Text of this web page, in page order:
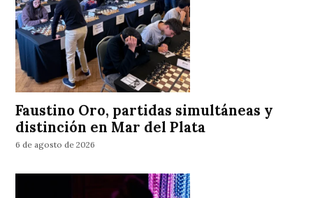
Faustino Oro, partidas simultáneas y
distinción en Mar del Plata
6 de agosto de 2026